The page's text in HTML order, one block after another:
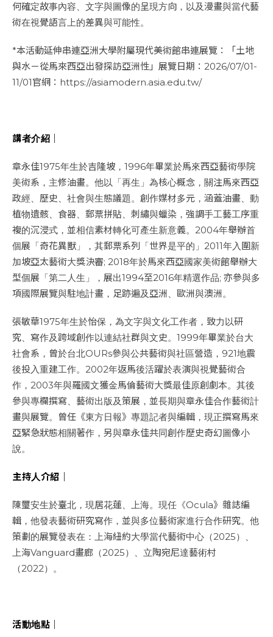
何確定故事內容、文字與圖像的呈現方向，以及漫畫與當代藝
術在視覺語言上的差異與可能性。
*本活動延伸串連亞洲大學附屬現代美術館串連展覽：「土地
與水－從馬來西亞出發探訪亞洲性」展覽日期：2026/07/01-
11/01官網：https://asiamodern.asia.edu.tw/
講者介紹｜
章永佳1975年生於吉隆坡，1996年畢業於馬來西亞藝術學院
美術系，主修油畫。他以「再生」為核心概念，關注馬來西亞
政經、歷史、社會與生態議題。創作媒材多元，涵蓋油畫、動
植物遺骸、食器、郵票拼貼、刺繡與蠟染，強調手工藝工序重
複的沉浸式，並相信素材轉化可產生新意義。2004年舉辦首
個展「奇花異獸」，其郵票系列「世界是平的」2011年入圍新
加坡亞太藝術大獎決審; 2018年於馬來西亞國家美術館舉辦大
型個展「第二人生」，展出1994至2016年精選作品; 亦參與多
項國際展覽與駐地計畫，足跡遍及亞洲、歐洲與澳洲。
張敏華1975年生於怡保，為文字與文化工作者，致力以研
究、寫作及跨域創作以連結社群與文史。1999年畢業於台大
社會系，曾於台北OURs參與公共藝術與社區營造，921地震
後投入重建工作。2002年返馬後活躍於表演與視覺藝術合
作，2003年與羅國文獲金馬倫藝術大獎最佳原創劇本。其後
參與專欄撰寫、藝術出版及策展，並長期與章永佳合作藝術計
畫與展覽。曾任《東方日報》專題記者與編輯，現正撰寫馬來
亞緊急狀態相關著作，另與章永佳共同創作歷史奇幻圖像小
說。
主持人介紹｜
陳璽安生於臺北，現居花蓮、上海。現任《Ocula》雜誌編
輯，他發表藝術研究寫作，並與多位藝術家進行合作研究。他
策劃的展覽發表在：上海紐約大學當代藝術中心（2025）、
上海Vanguard畫廊（2025）、立陶宛尼達藝術村
（2022）。
活動地點｜